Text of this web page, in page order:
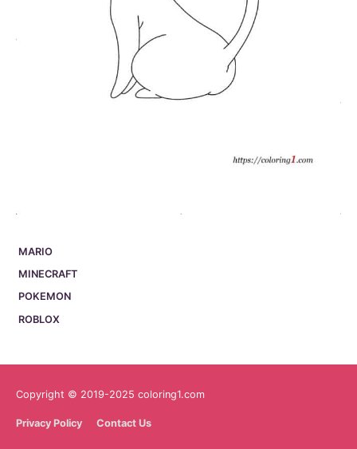
MARIO
MINECRAFT
POKEMON
ROBLOX
Copyright © 2019-2025 coloring1.com
Privacy Policy Contact Us